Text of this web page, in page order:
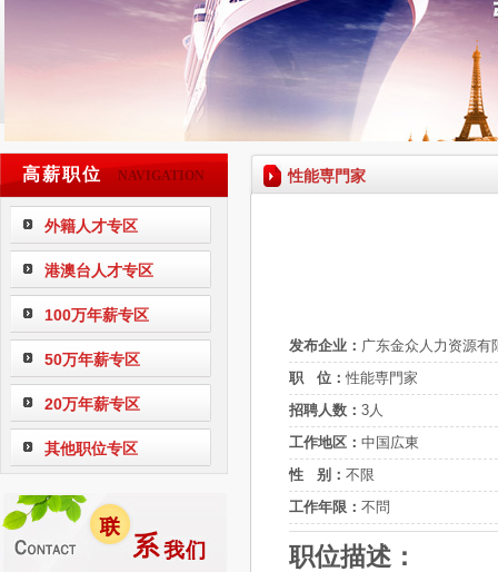
高薪职位 NAVIGATION
外籍人才专区
港澳台人才专区
100万年薪专区
50万年薪专区
20万年薪专区
其他职位专区
性能専門家
发布企业： 广东金众人力资源有
职 位： 性能専門家
招聘人数： 3人
工作地区： 中国広東
性 别： 不限
工作年限： 不問
职位描述：